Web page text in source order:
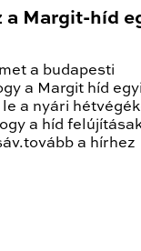
a Margit-híd
a budapesti
a Margit híd
a nyári
a híd
a hírhez